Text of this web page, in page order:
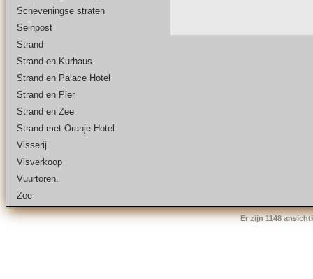
Scheveningse straten
Seinpost
Strand
Strand en Kurhaus
Strand en Palace Hotel
Strand en Pier
Strand en Zee
Strand met Oranje Hotel
Visserij
Visverkoop
Vuurtoren.
Zee
Er zijn 1148